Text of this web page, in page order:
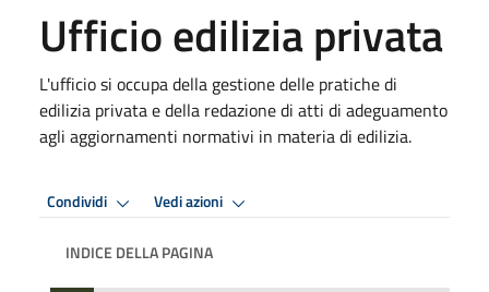
Ufficio edilizia privata
L'ufficio si occupa della gestione delle pratiche di
edilizia privata e della redazione di atti di adeguamento
agli aggiornamenti normativi in materia di edilizia.
Condividi Vedi azioni
INDICE DELLA PAGINA